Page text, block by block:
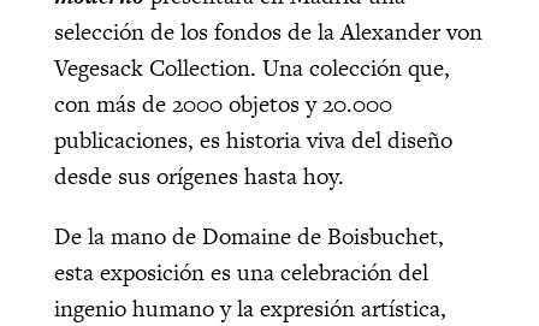
selección de los fondos de la Alexander von
Vegesack Collection. Una colección que,
con más de 2000 objetos y 20.000
publicaciones, es historia viva del diseño
desde sus orígenes hasta hoy.
De la mano de Domaine de Boisbuchet,
esta exposición es una celebración del
ingenio humano y la expresión artística,